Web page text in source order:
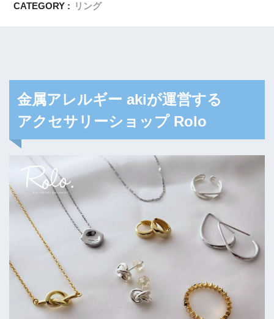
CATEGORY : リング
金属アレルギー akiが運営する
アクセサリーショップ Rolo